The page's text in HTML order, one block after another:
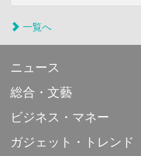
一覧へ
ニュース
総合・文藝
ビジネス・マネー
ガジェット・トレンド